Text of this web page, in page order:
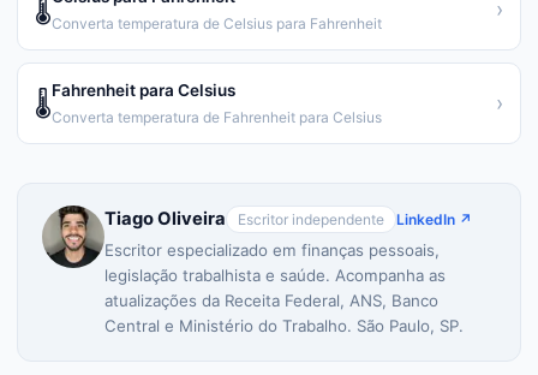
🌡️Converta temperatura de Celsius para Fahrenheit
›
🌡️Fahrenheit para Celsius
Converta temperatura de Fahrenheit para Celsius
›
Tiago Oliveira Escritor independente LinkedIn ↗
Escritor especializado em finanças pessoais,
legislação trabalhista e saúde. Acompanha as
atualizações da Receita Federal, ANS, Banco
Central e Ministério do Trabalho. São Paulo, SP.